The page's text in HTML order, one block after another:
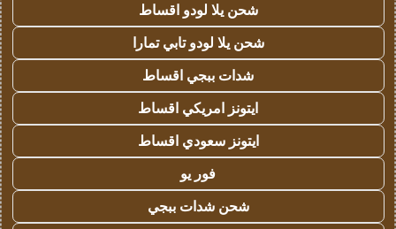
شحن يلا لودو اقساط
شحن يلا لودو تابي تمارا
شدات ببجي اقساط
ايتونز امريكي اقساط
ايتونز سعودي اقساط
فور يو
شحن شدات ببجي